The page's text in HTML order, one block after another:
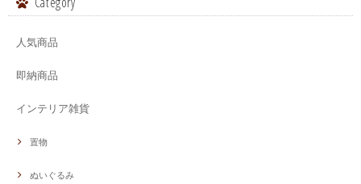
人気商品
即納商品
インテリア雑貨
置物
ぬいぐるみ